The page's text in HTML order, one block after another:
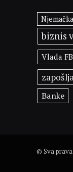
Njemačka
biznis
Vlada
Banke
© Sva